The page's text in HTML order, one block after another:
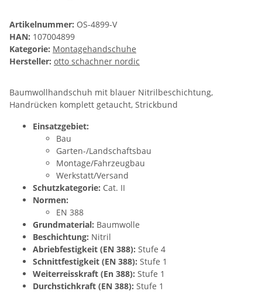
Artikelnummer: OS-4899-V
HAN: 107004899
Kategorie: Montagehandschuhe
Hersteller: otto schachner nordic
Baumwollhandschuh mit blauer Nitrilbeschichtung,
Handrücken komplett getaucht, Strickbund
Einsatzgebiet:
Bau
Garten-/Landschaftsbau
Montage/Fahrzeugbau
Werkstatt/Versand
Schutzkategorie: Cat. II
Normen:
EN 388
Grundmaterial: Baumwolle
Beschichtung: Nitril
Abriebfestigkeit (EN 388): Stufe 4
Schnittfestigkeit (EN 388): Stufe 1
Weiterreisskraft (En 388): Stufe 1
Durchstichkraft (EN 388): Stufe 1